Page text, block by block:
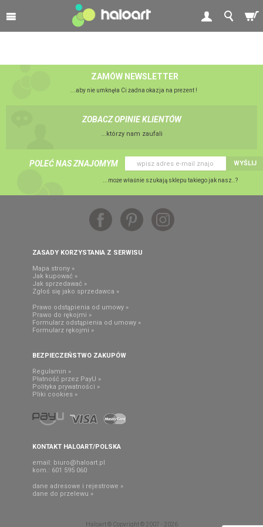
ZAMÓW NEWSLETTER
...aby nie umknęła Ci żadna okazja na prezent !
ZOBACZ OPINIE KLIENTÓW
...którzy nam zaufali
POLEĆ NAS ZNAJOMYM WYŚLIJ
...może właśnie szukają sklepu takiego jak nasz..?
ZASADY KORZYSTANIA Z SERWISU
Mapa strony »
Jak kupować »
Jak sprzedawać »
Zgłoś się jako sprzedawca »
Prawo odstąpienia od umowy »
Prawo do rękojmi »
Formularz odstąpienia od umowy »
Formularz rękojmi »
BEZPIECZEŃSTWO ZAKUPÓW
Regulamin »
Płatność przez PayU »
Polityka prywatności »
Pliki cookies »
KONTAKT HALOART/POLSKA
email: biuro@haloart.pl
kom.: 601 595 060
dane adresowe i rejestrowe »
dane do przelewu »
Haloart © Copyright © 2007 - 2026